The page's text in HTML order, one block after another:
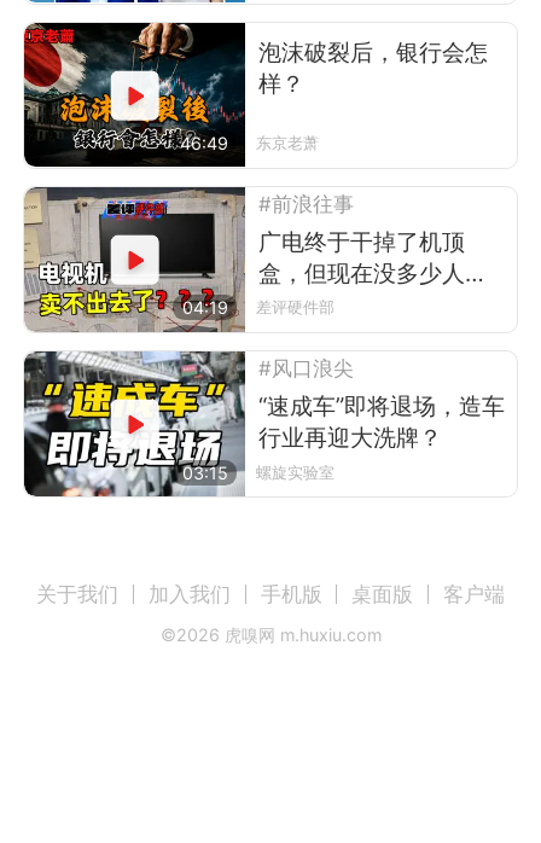
46:49
泡沫破裂后，银行会怎
样？
东京老萧
04:19
#前浪往事
广电终于干掉了机顶
盒，但现在没多少人看
电视了
差评硬件部
03:15
#风口浪尖
“速成车”即将退场，造车
行业再迎大洗牌？
螺旋实验室
关于我们 加入我们 手机版 桌面版 客户端
©2026 虎嗅网 m.huxiu.com